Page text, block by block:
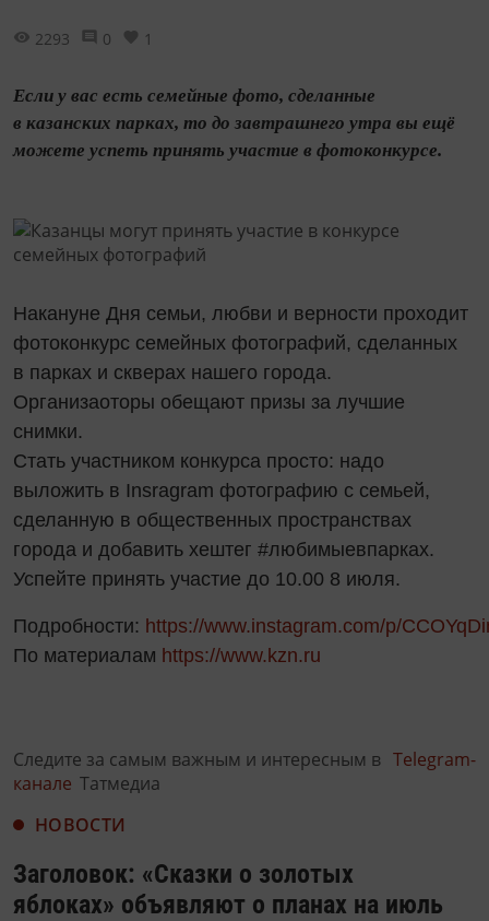
2293 0 1
Если у вас есть семейные фото, сделанные
в казанских парках, то до завтрашнего утра вы ещё
можете успеть принять участие в фотоконкурсе.
Накануне Дня семьи, любви и верности проходит
фотоконкурс семейных фотографий, сделанных
в парках и скверах нашего города.
Организаоторы обещают призы за лучшие
снимки.
Стать участником конкурса просто: надо
выложить в Insragram фотографию с семьей,
сделанную в общественных пространствах
города и добавить хештег #любимыевпарках.
Успейте принять участие до 10.00 8 июля.
Подробности: https://www.instagram.com/p/
По материалам https://www.kzn.ru
Следите за самым важным и интересным в Telegram-
канале Татмедиа
НОВОСТИ
Заголовок: «Сказки о золотых
яблоках» объявляют о планах на июль